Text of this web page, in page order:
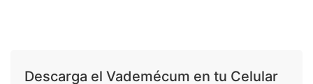
Descarga el Vademécum en tu Celular